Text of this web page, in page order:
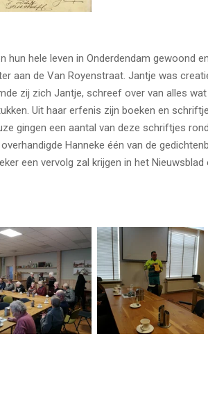
hele leven in Onderdendam gewoond
aan de Van Royenstraat. Jantje was
zij zich Jantje, schreef over van alles wat
Uit haar erfenis zijn boeken en
gingen een aantal van deze schriftjes
Hanneke één van de
een vervolg zal krijgen in het